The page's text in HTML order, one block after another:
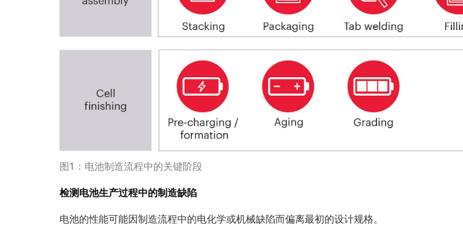
图1 ：电池制造流程中的关键阶段
检测电池生产过程中的制造缺陷
电池的性能可能因制造流程中的电化学或机械缺陷而偏离最初的设计规格。